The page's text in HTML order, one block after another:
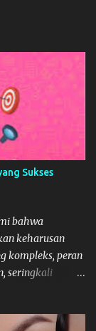
Sukses
bahwa
keharusan
kompleks, peran
seringkali
membangun